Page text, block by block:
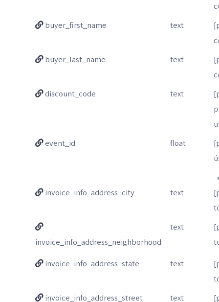
buyer_first_name
text
buyer_last_name
text
discount_code
text
event_id
float
invoice_info_address_city text
invoice_info_address_neighborhood
text
invoice_info_address_state
text
invoice_info_address_street
text